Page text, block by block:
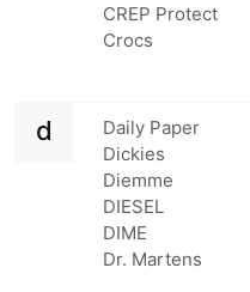
CREP Protect
Crocs
d
Daily Paper
Dickies
Diemme
DIESEL
DIME
Dr. Martens